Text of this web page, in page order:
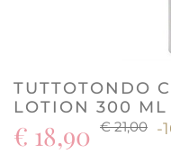
TUTTOTONDO
LOTION 300 ML
€ 21,00 -
€ 18,90